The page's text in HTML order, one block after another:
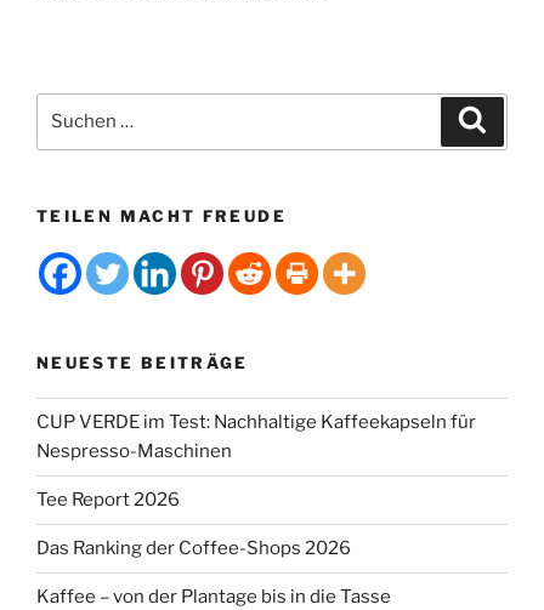
nach:
TEILEN MACHT FREUDE
NEUESTE BEITRÄGE
CUP VERDE im Test: Nachhaltige Kaffeekapseln für
Nespresso-Maschinen
Tee Report 2026
Das Ranking der Coffee-Shops 2026
Kaffee – von der Plantage bis in die Tasse